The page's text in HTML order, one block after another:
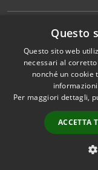
Anagrafe e
Cultura e tempo
Vita lavorativa
Imprese e
Appalti pubblici
Catasto e
Questo
Questo sito web
necessari al
nonché un
Per maggiori dettagli,
ACCETTA